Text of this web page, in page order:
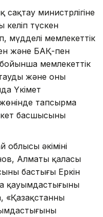
министрлігіне
келіп түскен
мүдделі мемлекеттік
және БАҚ-пен
мемлекеттік
және оны
Үкімет
тапсырма
басшысының
әкімінің
Алматы қаласы
бастығы Еркін
қауымдастығының